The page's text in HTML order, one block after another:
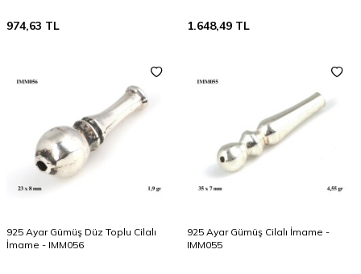
974,63 TL 1.648,49 TL
925 Ayar Gümüş Düz Toplu Cilalı
İmame - IMM056
925 Ayar Gümüş Cilalı İmame -
IMM055